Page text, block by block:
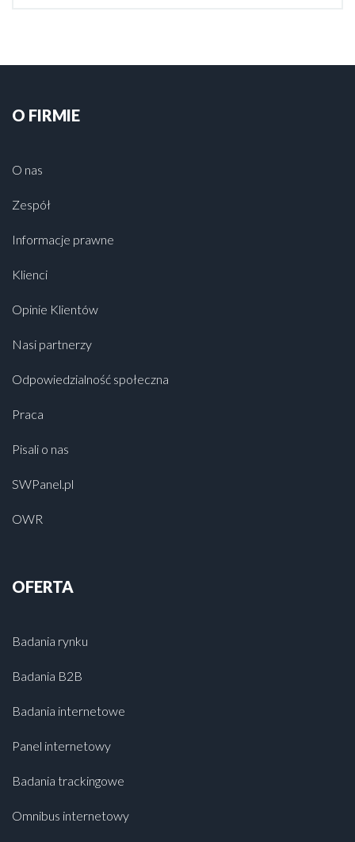
O FIRMIE
O nas
Zespół
Informacje prawne
Klienci
Opinie Klientów
Nasi partnerzy
Odpowiedzialność społeczna
Praca
Pisali o nas
SWPanel.pl
OWR
OFERTA
Badania rynku
Badania B2B
Badania internetowe
Panel internetowy
Badania trackingowe
Omnibus internetowy